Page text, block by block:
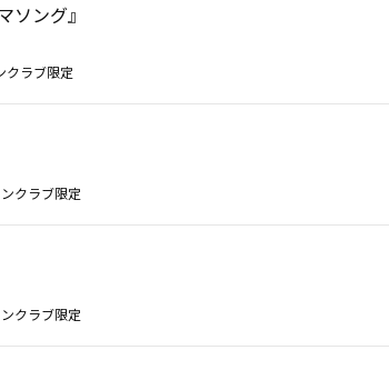
ソング』
クラブ限定
クラブ限定
クラブ限定